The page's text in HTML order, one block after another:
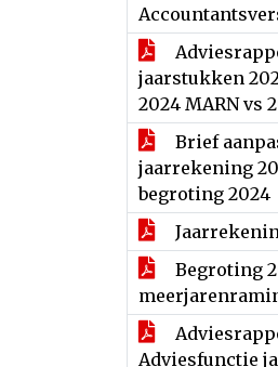
jaarstukken
2024 MARN vs
Brief
jaarrekening
begroting 2024
Begroting
Adviesfunctie